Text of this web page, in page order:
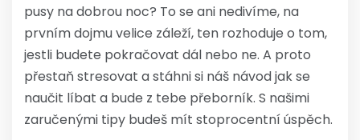
pusy na dobrou noc? To se ani nedivíme, na
prvním dojmu velice záleží, ten rozhoduje o tom,
jestli budete pokračovat dál nebo ne. A proto
přestaň stresovat a stáhni si náš návodjak se
naučit líbat a bude z tebe přeborník. S našimi
zaručenými tipy budeš mít stoprocentní úspěch.